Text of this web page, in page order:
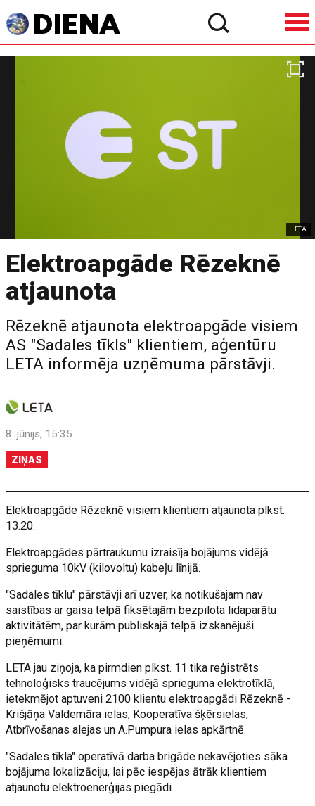
LETA
Elektroapgāde Rēzeknē
atjaunota
Rēzeknē atjaunota elektroapgāde visiem
AS "Sadales tīkls" klientiem, aģentūru
LETA informēja uzņēmuma pārstāvji.
8. jūnijs, 15:35
ZIŅAS
Elektroapgāde Rēzeknē visiem klientiem atjaunota plkst.
13.20.
Elektroapgādes pārtraukumu izraisīja bojājums vidējā
sprieguma 10kV (kilovoltu) kabeļu līnijā.
"Sadales tīklu" pārstāvji arī uzver, ka notikušajam nav
saistības ar gaisa telpā fiksētajām bezpilota lidaparātu
aktivitātēm, par kurām publiskajā telpā izskanējuši
pieņēmumi.
LETA jau ziņoja, ka pirmdien plkst. 11 tika reģistrēts
tehnoloģisks traucējums vidējā sprieguma elektrotīklā,
ietekmējot aptuveni 2100 klientu elektroapgādi Rēzeknē -
Krišjāņa Valdemāra ielas, Kooperatīva šķērsielas,
Atbrīvošanas alejas un A.Pumpura ielas apkārtnē.
"Sadales tīkla" operatīvā darba brigāde nekavējoties sāka
bojājuma lokalizāciju, lai pēc iespējas ātrāk klientiem
atjaunotu elektroenerģijas piegādi.